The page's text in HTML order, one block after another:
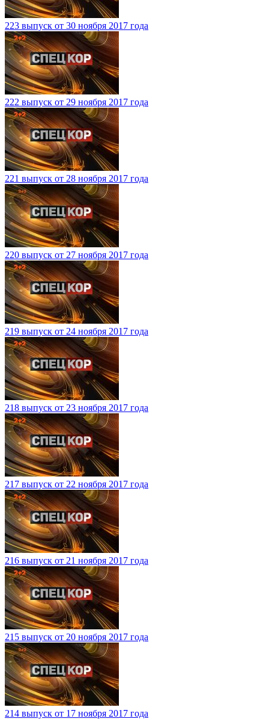
223 выпуск от 30 ноября 2017 года
222 выпуск от 29 ноября 2017 года
221 выпуск от 28 ноября 2017 года
220 выпуск от 27 ноября 2017 года
219 выпуск от 24 ноября 2017 года
218 выпуск от 23 ноября 2017 года
217 выпуск от 22 ноября 2017 года
216 выпуск от 21 ноября 2017 года
215 выпуск от 20 ноября 2017 года
214 выпуск от 17 ноября 2017 года